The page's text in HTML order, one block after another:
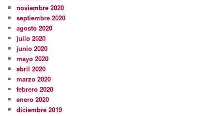
noviembre 2020
septiembre 2020
agosto 2020
julio 2020
junio 2020
mayo 2020
abril 2020
marzo 2020
febrero 2020
enero 2020
diciembre 2019